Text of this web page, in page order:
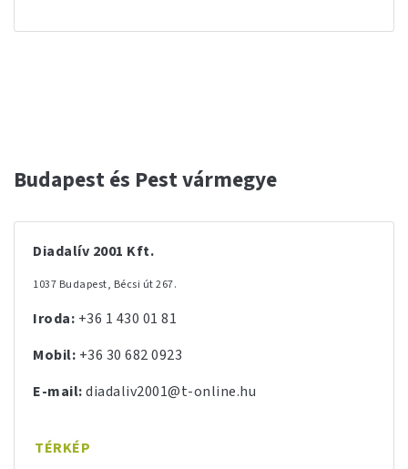
Budapest és Pest vármegye
Diadalív 2001 Kft.
1037 Budapest, Bécsi út 267.
Iroda: +36 1 430 01 81
Mobil: +36 30 682 0923
E-mail:diadaliv2001@t-online.hu
TÉRKÉP